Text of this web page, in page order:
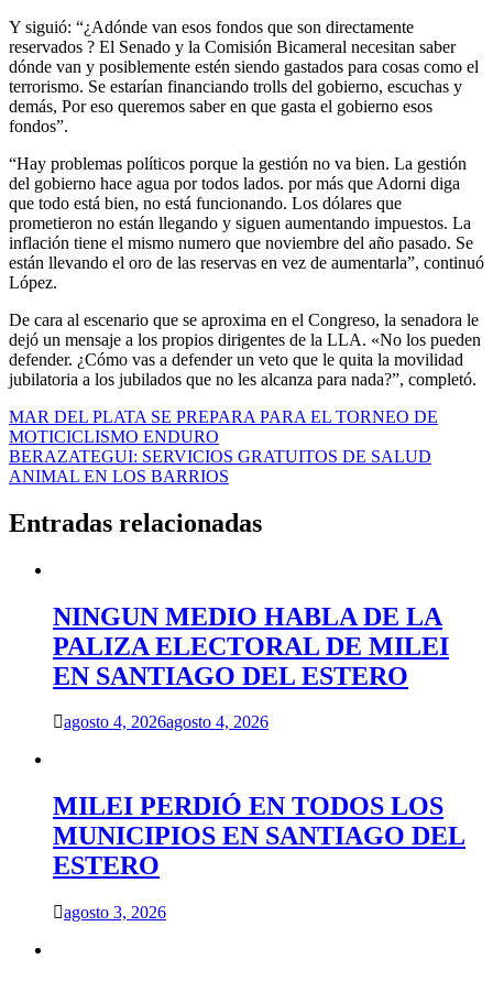
Y siguió: “¿Adónde van esos fondos que son directamente
reservados ? El Senado y la Comisión Bicameral necesitan saber
dónde van y posiblemente estén siendo gastados para cosas como el
terrorismo. Se estarían financiando trolls del gobierno, escuchas y
demás, Por eso queremos saber en que gasta el gobierno esos
fondos”.
“Hay problemas políticos porque la gestión no va bien. La gestión
del gobierno hace agua por todos lados. por más que Adorni diga
que todo está bien, no está funcionando. Los dólares que
prometieron no están llegando y siguen aumentando impuestos. La
inflación tiene el mismo numero que noviembre del año pasado. Se
están llevando el oro de las reservas en vez de aumentarla”, continuó
López.
De cara al escenario que se aproxima en el Congreso, la senadora le
dejó un mensaje a los propios dirigentes de la LLA. «No los pueden
defender. ¿Cómo vas a defender un veto que le quita la movilidad
jubilatoria a los jubilados que no les alcanza para nada?”, completó.
Navegación
de
entradas
MAR DEL PLATA SE PREPARA PARA EL TORNEO DE
MOTICICLISMO ENDURO
BERAZATEGUI: SERVICIOS GRATUITOS DE SALUD
ANIMAL EN LOS BARRIOS
Entradas relacionadas
NINGUN MEDIO HABLA DE LA
PALIZA ELECTORAL DE MILEI
EN SANTIAGO DEL ESTERO
agosto 4, 2026agosto 4, 2026
MILEI PERDIÓ EN TODOS LOS
MUNICIPIOS EN SANTIAGO DEL
ESTERO
agosto 3, 2026